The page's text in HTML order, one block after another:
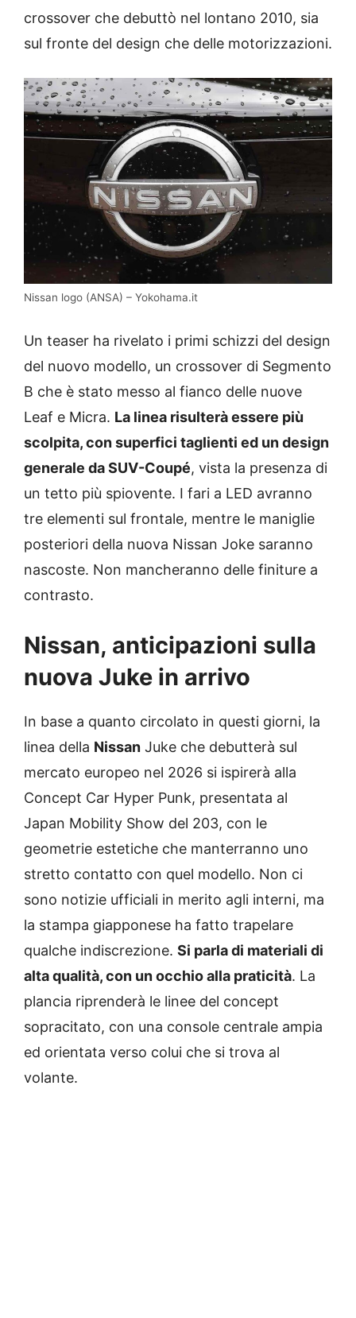
crossover che debuttò nel lontano 2010, sia
sul fronte del design che delle motorizzazioni.
Nissan logo (ANSA) – Yokohama.it
Un teaser ha rivelato i primi schizzi del design
del nuovo modello, un crossover di Segmento
B che è stato messo al fianco delle nuove
Leaf e Micra. La linea risulterà essere più
scolpita, con superfici taglienti ed un design
generale da SUV-Coupé, vista la presenza di
un tetto più spiovente. I fari a LED avranno
tre elementi sul frontale, mentre le maniglie
posteriori della nuova Nissan Joke saranno
nascoste. Non mancheranno delle finiture a
contrasto.
Nissan, anticipazioni sulla
nuova Juke in arrivo
In base a quanto circolato in questi giorni, la
linea della Nissan Juke che debutterà sul
mercato europeo nel 2026 si ispirerà alla
Concept Car Hyper Punk, presentata al
Japan Mobility Show del 203, con le
geometrie estetiche che manterranno uno
stretto contatto con quel modello. Non ci
sono notizie ufficiali in merito agli interni, ma
la stampa giapponese ha fatto trapelare
qualche indiscrezione. Si parla di materiali di
alta qualità, con un occhio alla praticità. La
plancia riprenderà le linee del concept
sopracitato, con una console centrale ampia
ed orientata verso colui che si trova al
volante.